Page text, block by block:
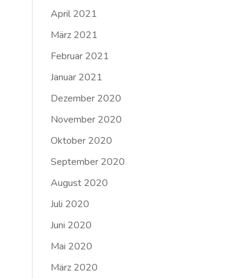
April 2021
März 2021
Februar 2021
Januar 2021
Dezember 2020
November 2020
Oktober 2020
September 2020
August 2020
Juli 2020
Juni 2020
Mai 2020
März 2020